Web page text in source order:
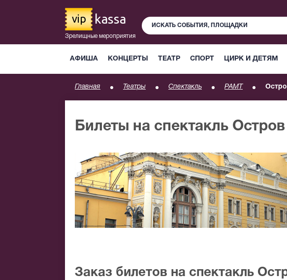
vip kassa
Зрелищные мероприятия
АФИША КОНЦЕРТЫ ТЕАТР СПОРТ ЦИРК И ДЕТЯМ
Главная Театры Спектакль РАМТ
Билеты на спектакль
Заказ билетов на спектакль